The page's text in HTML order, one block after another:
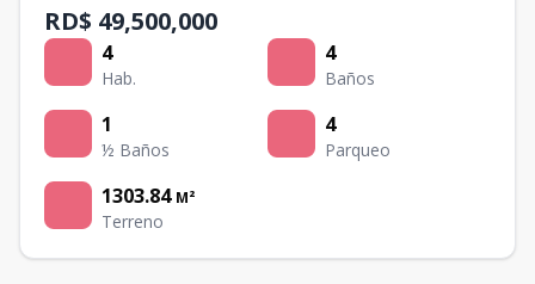
RD$ 49,500,000
4
Hab.
4
Baños
1
½ Baños
4
Parqueo
1303.84 M²
Terreno